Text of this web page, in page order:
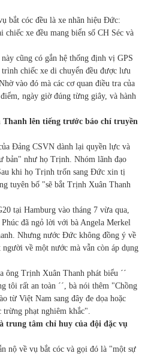
bắt cóc đều là xe nhãn hiệu Đức:
xe đều mang biển số CH Séc và
cũng có gắn hệ thống định vị GPS
chiếc xe di chuyển đều được lưu
vào đó mà các cơ quan điều tra của
ngày giờ đúng từng giây, và hành
lên tiếng trước báo chí truyền
Đảng CSVN dành lại quyền lực và
bản" như họ Trịnh. Nhóm lãnh đạo
khi họ Trịnh trốn sang Đức xin tị
tuyên bố "sẽ bắt Trịnh Xuân Thanh
tại Hamburg vào tháng 7 vừa qua,
đã ngỏ lời với bà Angela Merkel
Nhưng nước Đức không đồng ý về
về một nước mà vẫn còn áp dụng
ông Trịnh Xuân Thanh phát biểu ´´
tôi rất an toàn ´´, bà nói thêm "Chồng
từ Việt Nam sang đây đe dọa hoặc
phạt nghiêm khắc".
trung tâm chỉ huy của đội đặc vụ
nộ về vụ bắt cóc và gọi đó là "một sự